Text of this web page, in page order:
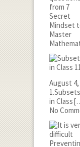
August 4,
in Class
No